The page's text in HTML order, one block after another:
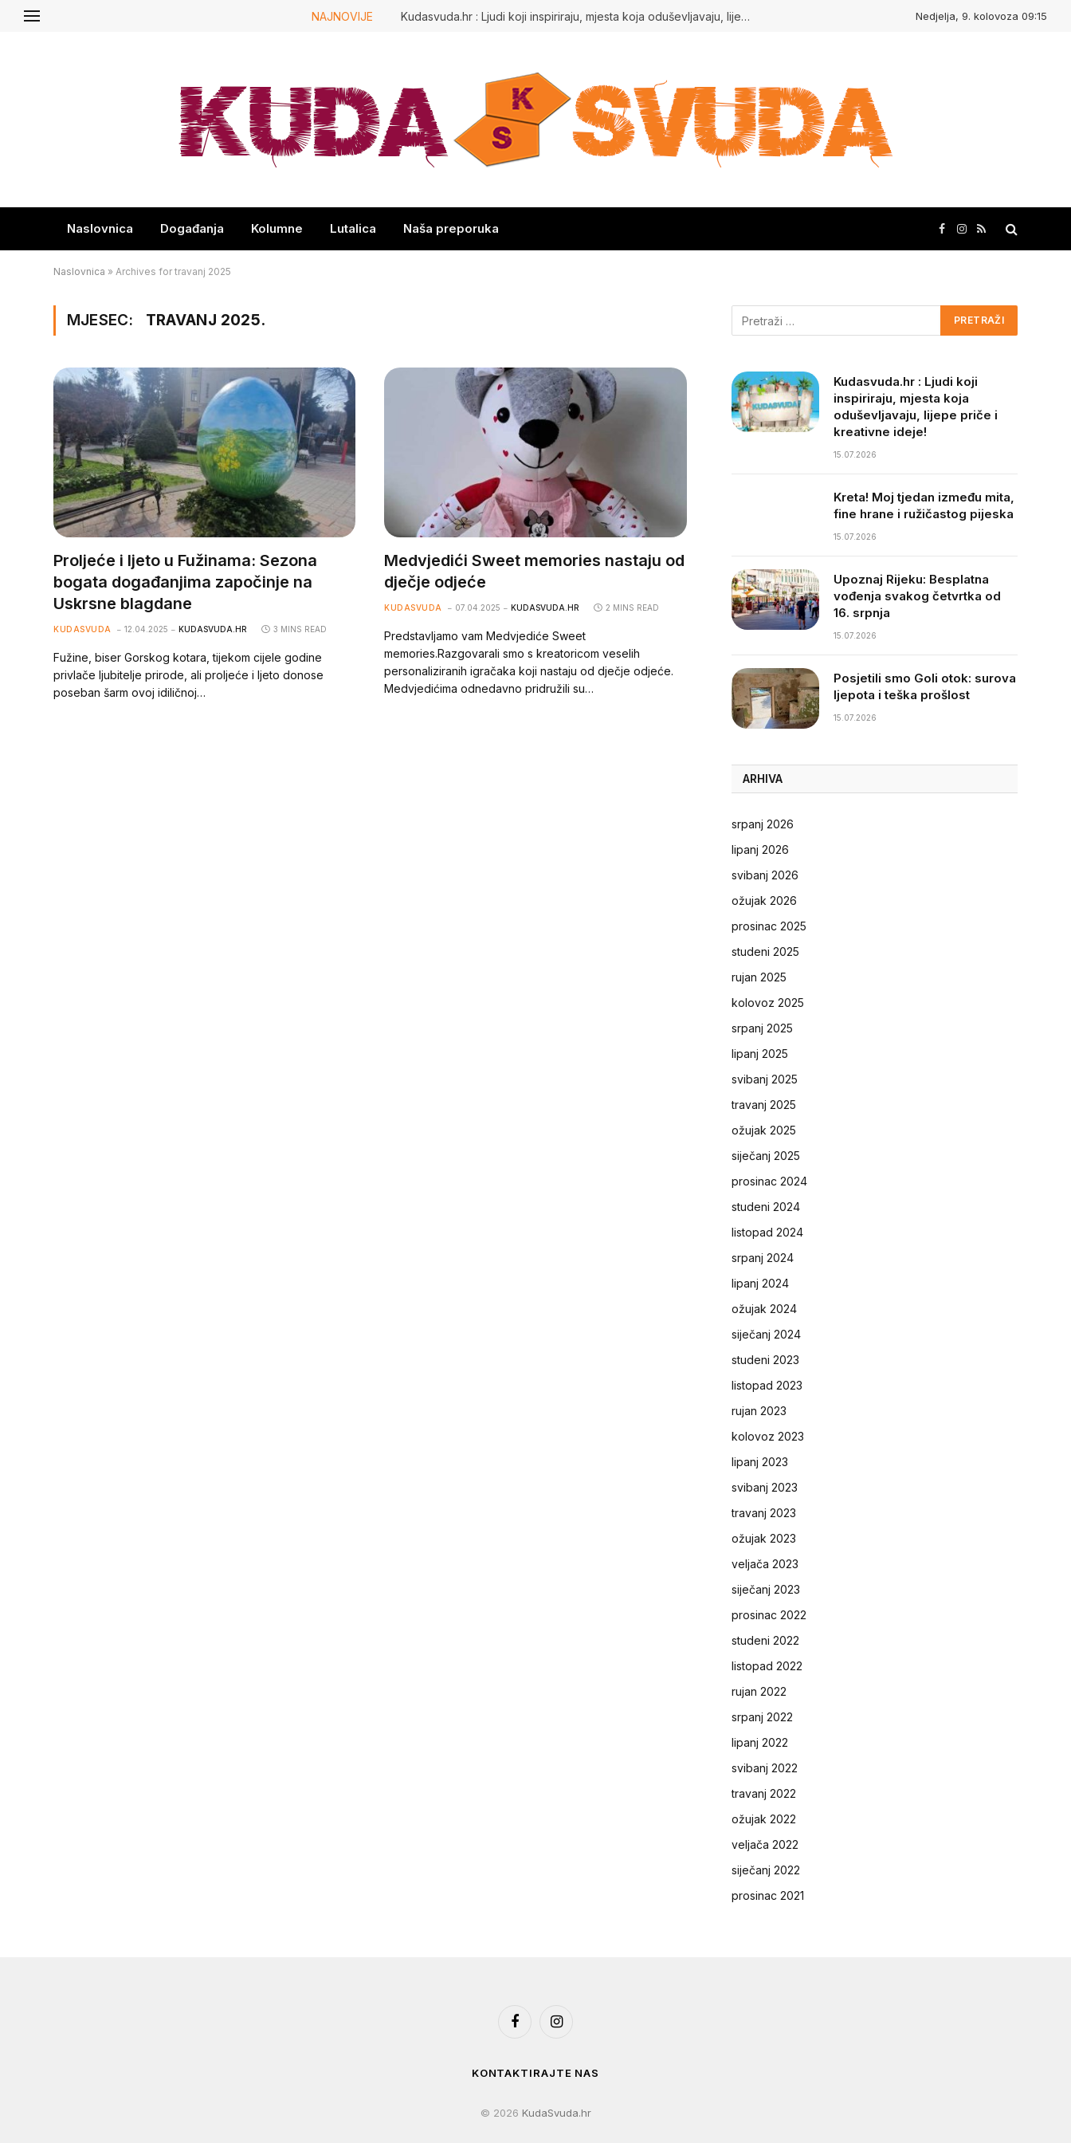
NAJNOVIJE Kudasvuda.hr : Ljudi koji inspiriraju, mjesta koja oduševljavaju, lijepe priče i kreativne ideje! Nedjelja, 9. kolovoza 09:15
Naslovnica Događanja Kolumne Lutalica Naša preporuka Facebook
Instagram
RSS
Naslovnica » Archives for travanj 2025
MJESEC: TRAVANJ 2025.
Proljeće i ljeto u Fužinama: Sezona
bogata događanjima započinje na
Uskrsne blagdane
KUDASVUDA 12.04.2025 KUDASVUDA.HR 3 MINS READ
Fužine, biser Gorskog kotara, tijekom cijele godine
privlače ljubitelje prirode, ali proljeće i ljeto donose
poseban šarm ovoj idiličnoj…
Medvjedići Sweet memories nastaju od
dječje odjeće
KUDASVUDA 07.04.2025 KUDASVUDA.HR 2 MINS READ
Predstavljamo vam Medvjediće Sweet
memories.Razgovarali smo s kreatoricom veselih
personaliziranih igračaka koji nastaju od dječje odjeće.
Medvjedićima odnedavno pridružili su…
Kudasvuda.hr : Ljudi koji
inspiriraju, mjesta koja
oduševljavaju, lijepe priče i
kreativne ideje!
15.07.2026
Kreta! Moj tjedan između mita,
fine hrane i ružičastog pijeska
15.07.2026
Upoznaj Rijeku: Besplatna
vođenja svakog četvrtka od
16. srpnja
15.07.2026
Posjetili smo Goli otok: surova
ljepota i teška prošlost
15.07.2026
ARHIVA
srpanj 2026
lipanj 2026
svibanj 2026
ožujak 2026
prosinac 2025
studeni 2025
rujan 2025
kolovoz 2025
srpanj 2025
lipanj 2025
svibanj 2025
travanj 2025
ožujak 2025
siječanj 2025
prosinac 2024
studeni 2024
listopad 2024
srpanj 2024
lipanj 2024
ožujak 2024
siječanj 2024
studeni 2023
listopad 2023
rujan 2023
kolovoz 2023
lipanj 2023
svibanj 2023
travanj 2023
ožujak 2023
veljača 2023
siječanj 2023
prosinac 2022
studeni 2022
listopad 2022
rujan 2022
srpanj 2022
lipanj 2022
svibanj 2022
travanj 2022
ožujak 2022
veljača 2022
siječanj 2022
prosinac 2021
FacebookInstagram
KONTAKTIRAJTE NAS
© 2026 KudaSvuda.hr